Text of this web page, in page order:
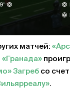
матчей:
«Гранада»
Загреб со
.